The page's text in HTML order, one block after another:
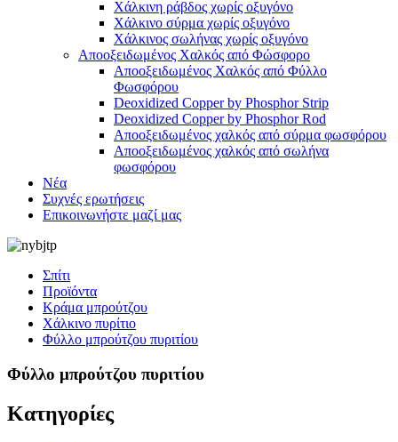
Χάλκινη ράβδος χωρίς οξυγόνο
Χάλκινο σύρμα χωρίς οξυγόνο
Χάλκινος σωλήνας χωρίς οξυγόνο
Αποοξειδωμένος Χαλκός από Φώσφορο
Αποοξειδωμένος Χαλκός από Φύλλο
Φωσφόρου
Deoxidized Copper by Phosphor Strip
Deoxidized Copper by Phosphor Rod
Αποοξειδωμένος χαλκός από σύρμα φωσφόρου
Αποοξειδωμένος χαλκός από σωλήνα
φωσφόρου
Νέα
Συχνές ερωτήσεις
Επικοινωνήστε μαζί μας
Σπίτι
Προϊόντα
Κράμα μπρούτζου
Χάλκινο πυρίτιο
Φύλλο μπρούτζου πυριτίου
Φύλλο μπρούτζου πυριτίου
Κατηγορίες